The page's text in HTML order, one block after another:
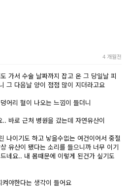
4 개월전
가서 수술 날짜까지 잡고 온 그 당일날 피
그 다음날 양이 점점 많이 지더라고요
어리 혈이 나오는 느낌이 들더니
바로 근처 병원을 갔는데 자연유산이
나이기도 하고 낳을수없는 여건이어서 중절
유산이 됐다는 소리를 들으니까 너무 이기
네요.. 내 몸때문에 이렇게 된건가 싶기도
야한다는 생각이 들어요